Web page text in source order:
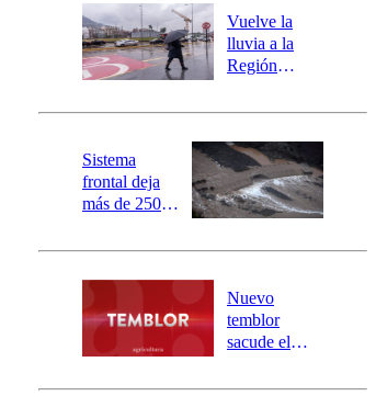
río Damas:
activa
mensajería
SAE
Vuelve la
lluvia a la
Región
este es el
la DMC para
este viernes
Sistema
frontal deja
más de 250
y 317
aisladas entre
Valparaíso y
Los Ríos
Nuevo
temblor
sacude el
revisa la